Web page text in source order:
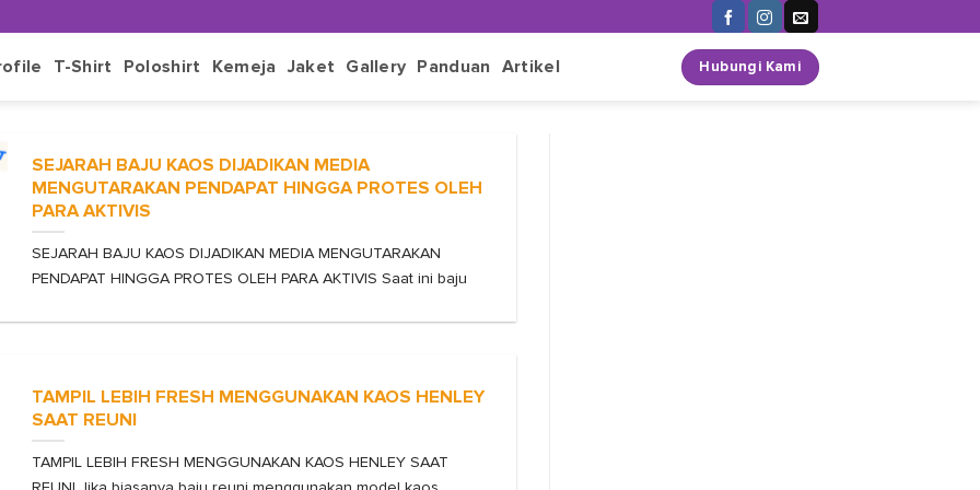
T-Shirt Poloshirt Kemeja Jaket Gallery Panduan Artikel Hubungi Kami
SEJARAH BAJU KAOS DIJADIKAN MEDIA
MENGUTARAKAN PENDAPAT HINGGA PROTES OLEH
PARA AKTIVIS
SEJARAH BAJU KAOS DIJADIKAN MEDIA MENGUTARAKAN
PENDAPAT HINGGA PROTES OLEH PARA AKTIVIS Saat ini baju
TAMPIL LEBIH FRESH MENGGUNAKAN KAOS HENLEY
SAAT REUNI
TAMPIL LEBIH FRESH MENGGUNAKAN KAOS HENLEY SAAT